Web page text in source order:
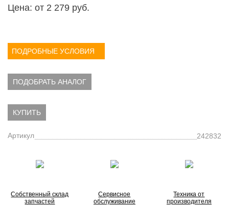
Цена: от 2 279 руб.
ПОДРОБНЫЕ УСЛОВИЯ
ПОДОБРАТЬ АНАЛОГ
КУПИТЬ
Артикул 242832
Собственный склад
запчастей
Сервисное
обслуживание
Техника от
производителя